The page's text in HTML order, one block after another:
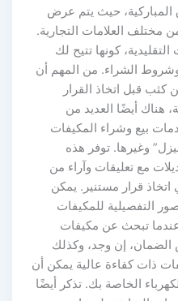
حيث يتم عرض
العلامات التجارية.
كونها تتيح لك
وشروط الشراء. من المهم أن
كثب قبل اتخاذ القرار
هناك أيضًا العديد من
بيع وشراء المكيفات
وغيرها. توفر هذه
مع تعليقات وآراء من
قرار مستنير. يمكن
التفصيلية للمكيفات
عندما تبحث عن مكيفات
إن وجد، وكذلك
ذات كفاءة عالية يمكن أن
الخاصة بك. تذكر أيضًا